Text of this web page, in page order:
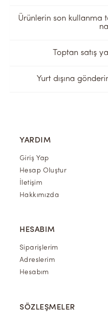
Ürünlerin son kullanma
Toptan satış
Yurt dışına
YARDIM
Giriş Yap
Hesap Oluştur
İletişim
Hakkımızda
HESABIM
Siparişlerim
Adreslerim
Hesabım
SÖZLEŞMELER